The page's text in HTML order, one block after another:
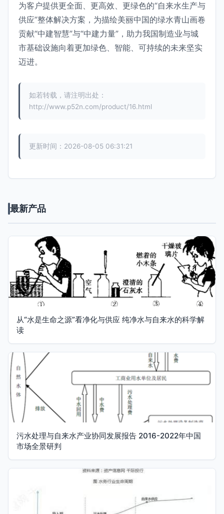
为客户提供更全面、更高效、更绿色的“自来水生产与
供应”整体解决方案，为描绘美丽中国的绿水青山画卷
贡献“中建智慧”与“中建力量”，助力我国制造业与城
市基础设施向着更加绿色、智能、可持续的未来坚实
迈进。
如若转载，请注明出处：
http://www.p52n.com/product/16.html
更新时间：2026-08-05 06:31:21
最新产品
从“水是生命之源”看净化与供应 纯净水与自来水的科学解
读
污水处理与自来水产业协同发展报告 2016-2022年中国
市场全景研判